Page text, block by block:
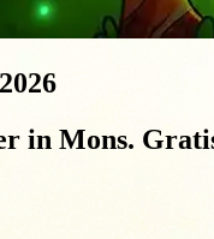
in Mons.